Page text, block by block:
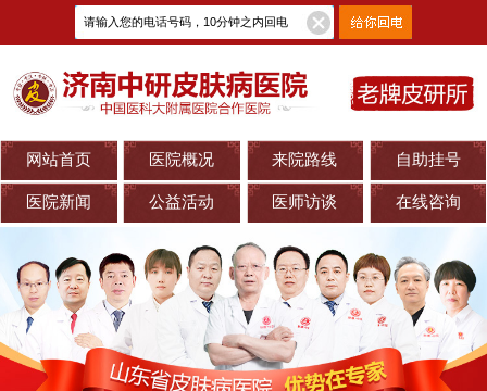
网站首页 医院概况 来院路线 自助挂号
医院新闻 公益活动 医师访谈 在线咨询